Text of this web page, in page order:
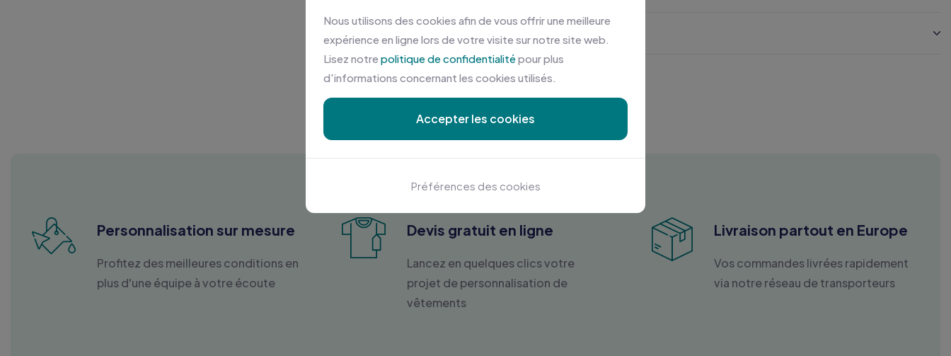
Certifications
Personnalisation sur mesure
Profitez des meilleures conditions en
plus d'une équipe à votre écoute
Devis gratuit en ligne
Lancez en quelques clics votre
projet de personnalisation de
vêtements
Livraison partout en Europe
Vos commandes livrées rapidement
via notre réseau de transporteurs
Nous utilisons des cookies afin de vous offrir une meilleure
expérience en ligne lors de votre visite sur notre site web.
Lisez notre politique de confidentialitépour plus
d'informations concernant les cookies utilisés.
Accepter les cookies
Préférences des cookies